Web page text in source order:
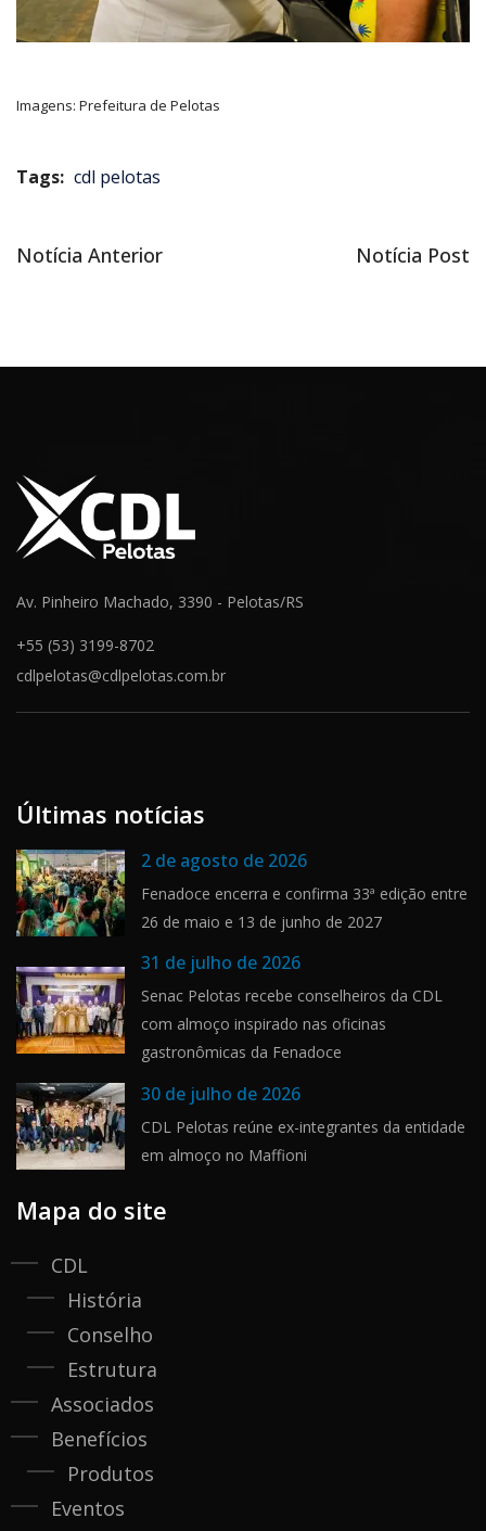
Imagens: Prefeitura de Pelotas
Tags: cdl pelotas
Navegação
Post
Notícia
Notícia Anterior
Próxima
Notícia Post
Av. Pinheiro Machado, 3390 - Pelotas/RS
+55 (53) 3199-8702
cdlpelotas@cdlpelotas.com.br
Últimas notícias
2 de agosto de 2026
Fenadoce encerra e confirma 33ª edição entre
26 de maio e 13 de junho de 2027
31 de julho de 2026
Senac Pelotas recebe conselheiros da CDL
com almoço inspirado nas oficinas
gastronômicas da Fenadoce
30 de julho de 2026
CDL Pelotas reúne ex-integrantes da entidade
em almoço no Maffioni
Mapa do site
CDL
História
Conselho
Estrutura
Associados
Benefícios
Produtos
Eventos